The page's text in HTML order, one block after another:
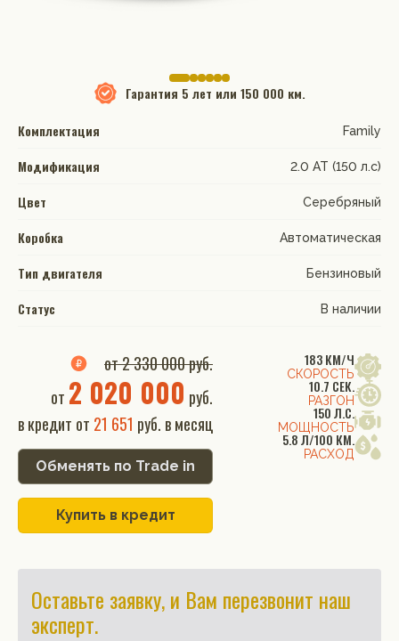
Гарантия 5 лет или 150 000 км.
Комплектация
Family
Модификация 2.0 АТ (150 л.с)
Цвет Серебряный
Коробка Автоматическая
Тип двигателя Бензиновый
Статус В наличии
183 КМ/Ч
СКОРОСТЬ
10.7 СЕК.
РАЗГОН
150 Л.С.
МОЩНОСТЬ
5.8 Л/100 КМ.
РАСХОД
от 2 330 000 руб.
от 2 020 000 руб.
в кредит от 21 651 руб. в месяц
Обменять по Trade in
Купить в кредит
Оставьте заявку, и Вам перезвонит наш
эксперт.